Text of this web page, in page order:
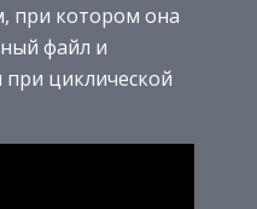
при котором она
файл и
циклической